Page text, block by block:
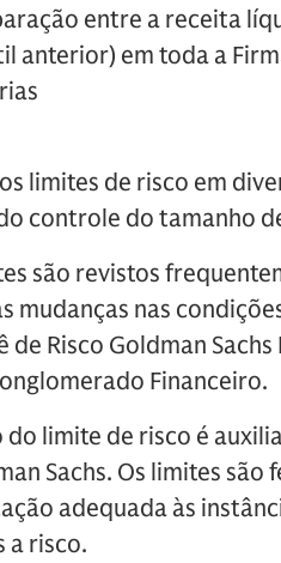
entre a receita
anterior) em toda a
limites de risco em
controle do tamanho
são revistos
mudanças nas
de Risco Goldman
Financeiro.
do limite de risco é
Sachs. Os limites
adequada às
a risco.